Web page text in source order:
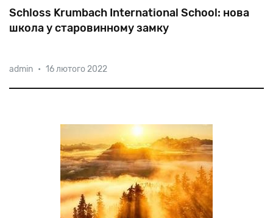
Schloss Krumbach International School: нова
школа у старовинному замку
У світі зростає затребуваність міжнародної освіти.
Наявність престижного атестату та вільне володіння
справжнього Гоґвортсу – першої та єд
admin • 16 лютого 2022